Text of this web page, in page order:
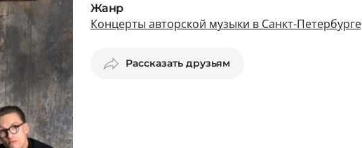
Жанр
Концерты авторской музыки в Санкт-Петербурге
Рассказать друзьям